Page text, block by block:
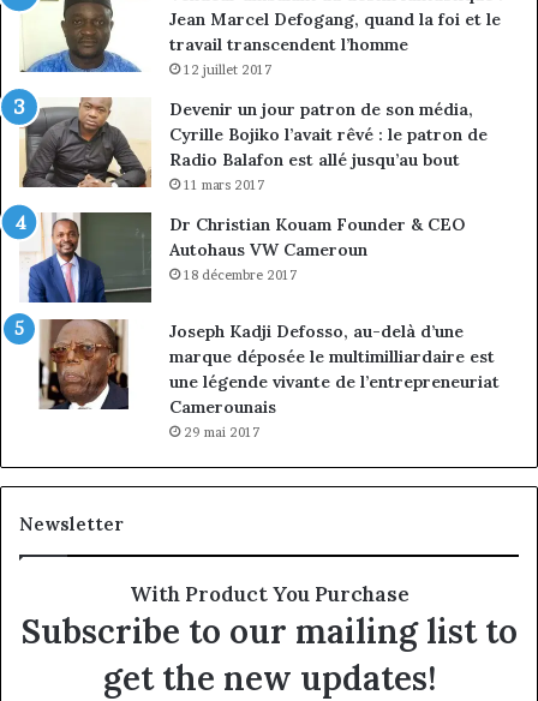
Jean Marcel Defogang, quand la foi et le
travail transcendent l’homme
12 juillet 2017
Devenir un jour patron de son média,
Cyrille Bojiko l’avait rêvé : le patron de
Radio Balafon est allé jusqu’au bout
11 mars 2017
Dr Christian Kouam Founder & CEO
Autohaus VW Cameroun
18 décembre 2017
Joseph Kadji Defosso, au-delà d’une
marque déposée le multimilliardaire est
une légende vivante de l’entrepreneuriat
Camerounais
29 mai 2017
Newsletter
With Product You Purchase
Subscribe to our mailing list to
get the new updates!